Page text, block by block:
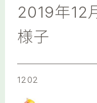
2019年
様子
1202